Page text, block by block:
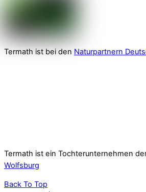
Termath ist bei den Naturpartnern
Termath ist ein Tochterunternehmen
Wolfsburg
Back To Top